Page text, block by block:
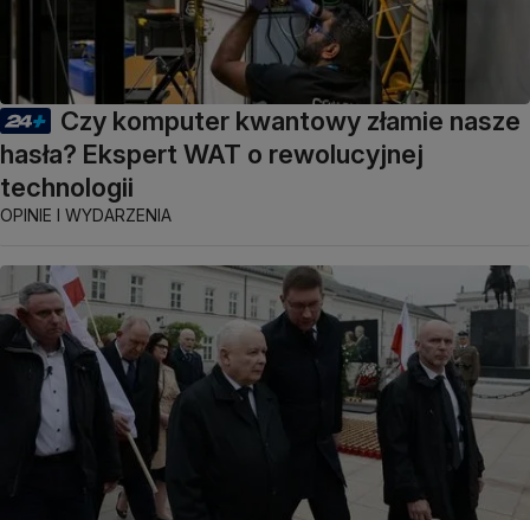
Czy komputer kwantowy złamie nasze
hasła? Ekspert WAT o rewolucyjnej
technologii
OPINIE I WYDARZENIA